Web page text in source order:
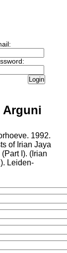
Login
Arguni
1992.
of Irian Jaya
I). (Irian
Leiden-